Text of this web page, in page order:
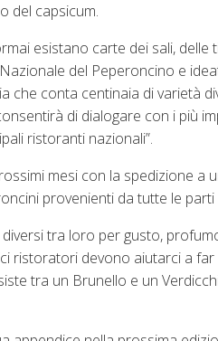
del capsicum.
esistano carte dei sali,
del Peperoncino e
che conta centinaia di varietà
di dialogare con i più
ristoranti nazionali”.
mesi con la spedizione
provenienti da tutte le
tra loro per gusto,
ristoratori devono aiutarci a
tra un Brunello e un